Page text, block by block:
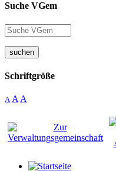
Suche VGem
suchen
Schriftgröße
A A A